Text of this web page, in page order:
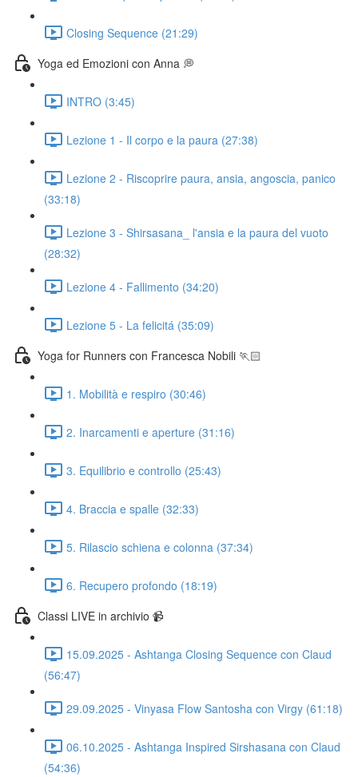
Closing Sequence (21:29)
Yoga ed Emozioni con Anna 💭
INTRO (3:45)
Lezione 1 - Il corpo e la paura (27:38)
Lezione 2 - Riscoprire paura, ansia, angoscia, panico
(33:18)
Lezione 3 - Shirsasana_ l'ansia e la paura del vuoto
(28:32)
Lezione 4 - Fallimento (34:20)
Lezione 5 - La felicitá (35:09)
Yoga for Runners con Francesca Nobili 🏃🏻
1. Mobilità e respiro (30:46)
2. Inarcamenti e aperture (31:16)
3. Equilibrio e controllo (25:43)
4. Braccia e spalle (32:33)
5. Rilascio schiena e colonna (37:34)
6. Recupero profondo (18:19)
Classi LIVE in archivio 📹
15.09.2025 - Ashtanga Closing Sequence con Claud
(56:47)
29.09.2025 - Vinyasa Flow Santosha con Virgy (61:18)
06.10.2025 - Ashtanga Inspired Sirshasana con Claud
(54:36)